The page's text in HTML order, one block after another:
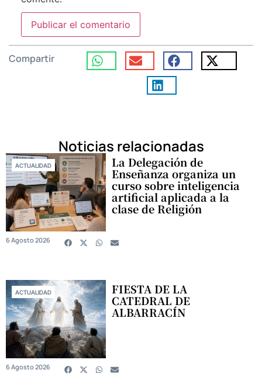
Compartir
Noticias relacionadas
ACTUALIDAD La Delegación de
Enseñanza organiza un
curso sobre inteligencia
artificial aplicada a la
clase de Religión
6 Agosto 2026
ACTUALIDAD FIESTA DE LA
CATEDRAL DE
ALBARRACÍN
6 Agosto 2026